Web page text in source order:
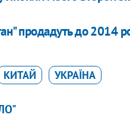
продадуть до 2014
КИТАЙ УКРАЇНА